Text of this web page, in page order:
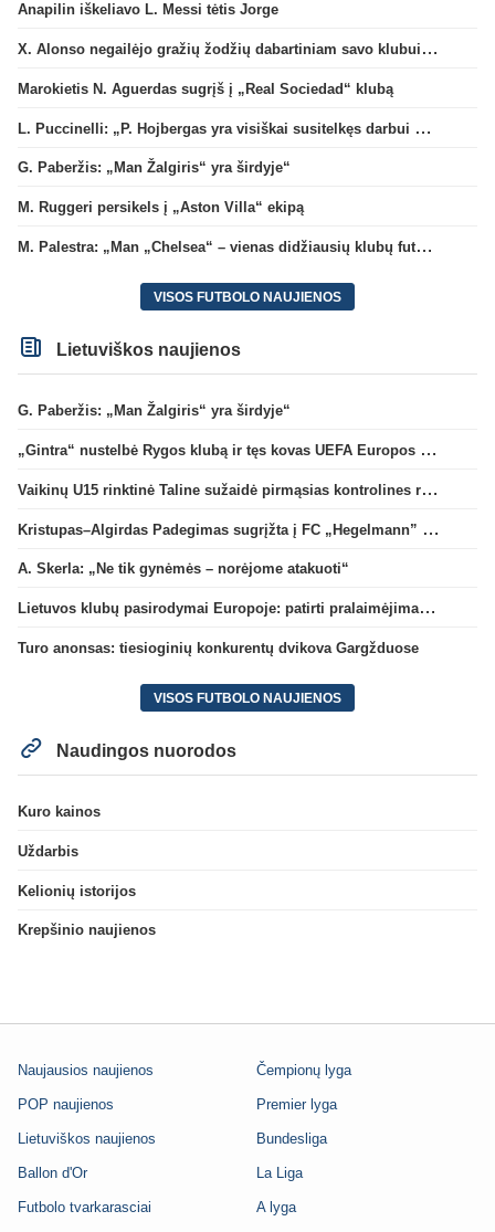
Anapilin iškeliavo L. Messi tėtis Jorge
X. Alonso negailėjo gražių žodžių dabartiniam savo klubui „Chelsea“
Marokietis N. Aguerdas sugrįš į „Real Sociedad“ klubą
L. Puccinelli: „P. Hojbergas yra visiškai susitelkęs darbui Marselyje“
G. Paberžis: „Man Žalgiris“ yra širdyje“
M. Ruggeri persikels į „Aston Villa“ ekipą
M. Palestra: „Man „Chelsea“ – vienas didžiausių klubų futbole“
VISOS FUTBOLO NAUJIENOS
Lietuviškos naujienos
G. Paberžis: „Man Žalgiris“ yra širdyje“
„Gintra“ nustelbė Rygos klubą ir tęs kovas UEFA Europos taurės atrankoje
Vaikinų U15 rinktinė Taline sužaidė pirmąsias kontrolines rungtynes
Kristupas–Algirdas Padegimas sugrįžta į FC „Hegelmann” B sudėtį
A. Skerla: „Ne tik gynėmės – norėjome atakuoti“
Lietuvos klubų pasirodymai Europoje: patirti pralaimėjimai Kroatijos atstovams
Turo anonsas: tiesioginių konkurentų dvikova Gargžduose
VISOS FUTBOLO NAUJIENOS
Naudingos nuorodos
Kuro kainos
Uždarbis
Kelionių istorijos
Krepšinio naujienos
Naujausios naujienos
POP naujienos
Lietuviškos naujienos
Ballon d'Or
Futbolo tvarkarasciai
Čempionų lyga
Premier lyga
Bundesliga
La Liga
A lyga